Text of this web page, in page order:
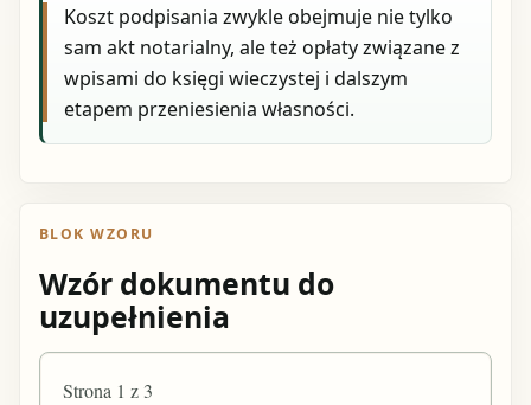
Koszt podpisania zwykle obejmuje nie tylko
sam akt notarialny, ale też opłaty związane z
wpisami do księgi wieczystej i dalszym
etapem przeniesienia własności.
BLOK WZORU
Wzór dokumentu do
uzupełnienia
Strona 1 z 3